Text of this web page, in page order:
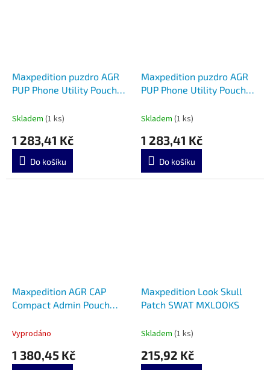
Maxpedition puzdro AGR
PUP Phone Utility Pouch
Skladem (1 ks)
1 283,41 Kč
Do košíku
Maxpedition puzdro AGR
PUP Phone Utility Pouch
Skladem (1 ks)
1 283,41 Kč
Do košíku
Maxpedition AGR CAP
Compact Admin Pouch
Vyprodáno
1 380,45 Kč
Maxpedition Look Skull
Patch SWAT MXLOOKS
Skladem (1 ks)
215,92 Kč